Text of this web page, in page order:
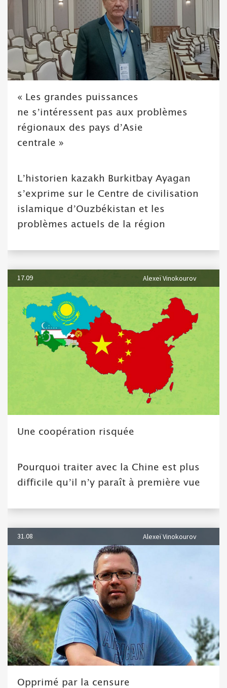
« Les grandes puissances
ne s’intéressent pas aux problèmes
régionaux des pays d’Asie
centrale »
L’historien kazakh Burkitbay Ayagan
s’exprime sur le Centre de civilisation
islamique d’Ouzbékistan et les
problèmes actuels de la région
17.09 Alexeï Vinokourov
Une coopération risquée
Pourquoi traiter avec la Chine est plus
difficile qu’il n’y paraît à première vue
31.08 Alexeï Vinokourov
Opprimé par la censure